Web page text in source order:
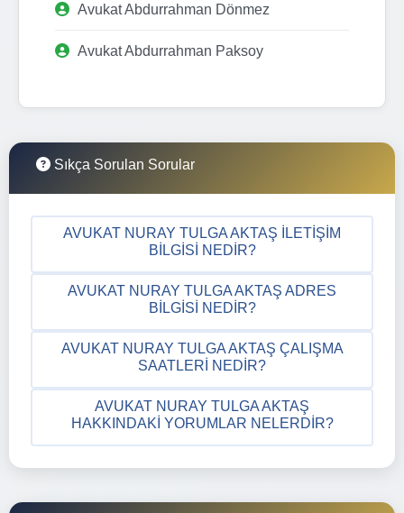
Avukat Abdurrahman Dönmez
Avukat Abdurrahman Paksoy
Sıkça Sorulan Sorular
AVUKAT NURAY TULGA AKTAŞ İLETIŞIM
BILGISI NEDIR?
AVUKAT NURAY TULGA AKTAŞ ADRES
BILGISI NEDIR?
AVUKAT NURAY TULGA AKTAŞ ÇALIŞMA
SAATLERI NEDIR?
AVUKAT NURAY TULGA AKTAŞ
HAKKINDAKI YORUMLAR NELERDIR?